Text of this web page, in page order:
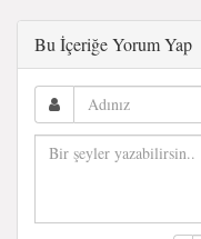
Bu İçeriğe Yorum Yap